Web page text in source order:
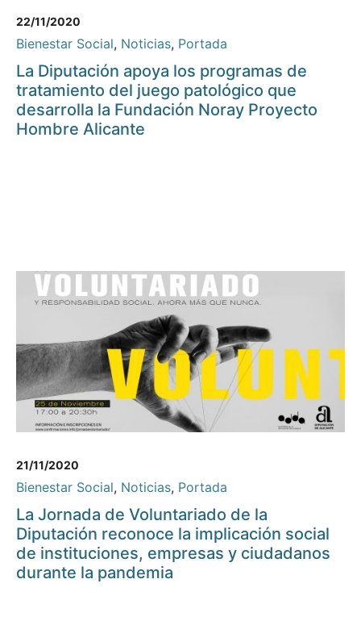
22/11/2020
Bienestar Social, Noticias, Portada
La Diputación apoya los programas de
tratamiento del juego patológico que
desarrolla la Fundación Noray Proyecto
Hombre Alicante
21/11/2020
Bienestar Social, Noticias, Portada
La Jornada de Voluntariado de la
Diputación reconoce la implicación social
de instituciones, empresas y ciudadanos
durante la pandemia